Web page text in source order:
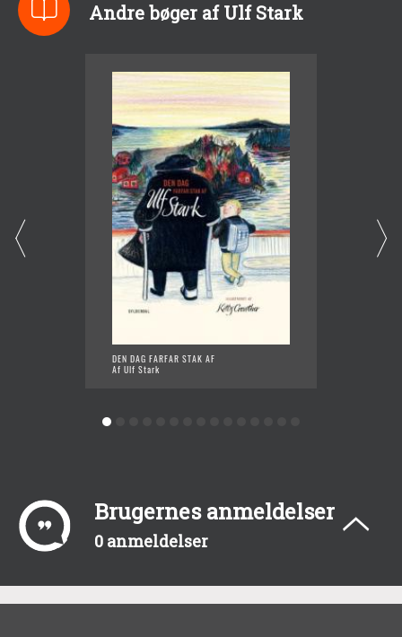
Andre bøger af Ulf Stark
DEN DAG FARFAR STAK AF
Af Ulf Stark
Brugernes anmeldelser
0 anmeldelser